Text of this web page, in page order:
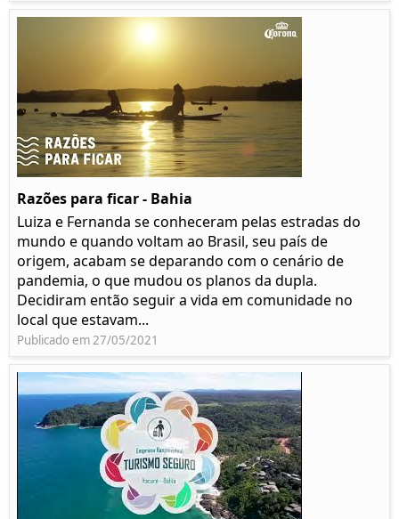
Razões para ficar - Bahia
Luiza e Fernanda se conheceram pelas estradas do
mundo e quando voltam ao Brasil, seu país de
origem, acabam se deparando com o cenário de
pandemia, o que mudou os planos da dupla.
Decidiram então seguir a vida em comunidade no
local que estavam...
Publicado em 27/05/2021